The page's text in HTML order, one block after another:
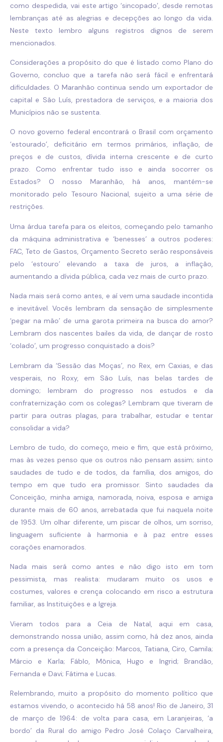
como despedida, vai este artigo ‘sincopado’, desde remotas
lembranças até as alegrias e decepções ao longo da vida.
Neste texto lembro alguns registros dignos de serem
mencionados.
Considerações a propósito do que é listado como Plano do
Governo, concluo que a tarefa não será fácil e enfrentará
dificuldades. O Maranhão continua sendo um exportador de
capital e São Luís, prestadora de serviços, e a maioria dos
Municípios não se sustenta.
O novo governo federal encontrará o Brasil com orçamento
‘estourado’, deficitário em termos primários, inflação, de
preços e de custos, dívida interna crescente e de curto
prazo. Como enfrentar tudo isso e ainda socorrer os
Estados? O nosso Maranhão, há anos, mantém-se
monitorado pelo Tesouro Nacional, sujeito a uma série de
restrições.
Uma árdua tarefa para os eleitos, começando pelo tamanho
da máquina administrativa e ‘benesses’ a outros poderes:
FAC, Teto de Gastos, Orçamento Secreto serão responsáveis
pelo ‘estouro’ elevando a taxa de juros, a inflação,
aumentando a dívida pública, cada vez mais de curto prazo.
Nada mais será como antes, e aí vem uma saudade incontida
e inevitável. Vocês lembram da sensação de simplesmente
‘pegar na mão’ de uma garota primeira na busca do amor?
Lembram dos nascentes bailes da vida, de dançar de rosto
‘colado’, um progresso conquistado a dois?
Lembram da ‘Sessão das Moças’, no Rex, em Caxias, e das
vesperais, no Roxy, em São Luís, nas belas tardes de
domingo; lembram do progresso nos estudos e da
confraternização com os colegas? Lembram que tiveram de
partir para outras plagas, para trabalhar, estudar e tentar
consolidar a vida?
Lembro de tudo, do começo, meio e fim, que está próximo,
mas às vezes penso que os outros não pensam assim; sinto
saudades de tudo e de todos, da família, dos amigos, do
tempo em que tudo era promissor. Sinto saudades da
Conceição, minha amiga, namorada, noiva, esposa e amiga
durante mais de 60 anos, arrebatada que fui naquela noite
de 1953. Um olhar diferente, um piscar de olhos, um sorriso,
linguagem suficiente à harmonia e à paz entre esses
corações enamorados.
Nada mais será como antes e não digo isto em tom
pessimista, mas realista: mudaram muito os usos e
costumes, valores e crença colocando em risco a estrutura
familiar, as Instituições e a Igreja.
Vieram todos para a Ceia de Natal, aqui em casa,
demonstrando nossa união, assim como, há dez anos, ainda
com a presença da Conceição: Marcos, Tatiana, Ciro, Camila;
Márcio e Karla; FábIo, Mônica, Hugo e Ingrid; Brandão,
Fernanda e Davi; Fátima e Lucas.
Relembrando, muito a propósito do momento político que
estamos vivendo, o acontecido há 58 anos! Rio de Janeiro, 31
de março de 1964: de volta para casa, em Laranjeiras, ‘a
bordo’ da Rural do amigo Pedro José Colaço Carvalheira,